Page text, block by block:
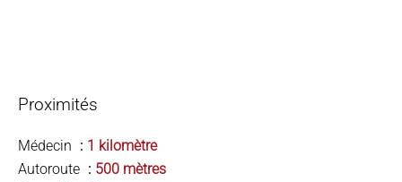
Proximités
Médecin
1 kilomètre
Autoroute
500 mètres